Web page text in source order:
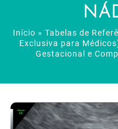
Início » Tabelas de
Exclusiva para
Gestacional e